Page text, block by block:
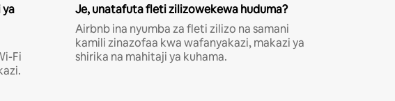
Fi
Je, unatafuta fleti zilizowekewa huduma?
Airbnb ina nyumba za fleti zilizo na samani
kamili zinazofaa kwa wafanyakazi, makazi ya
shirika na mahitaji ya kuhama.